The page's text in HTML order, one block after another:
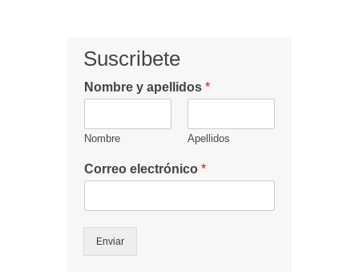
Suscribete
Nombre y apellidos *
Nombre Apellidos
Correo electrónico *
Enviar